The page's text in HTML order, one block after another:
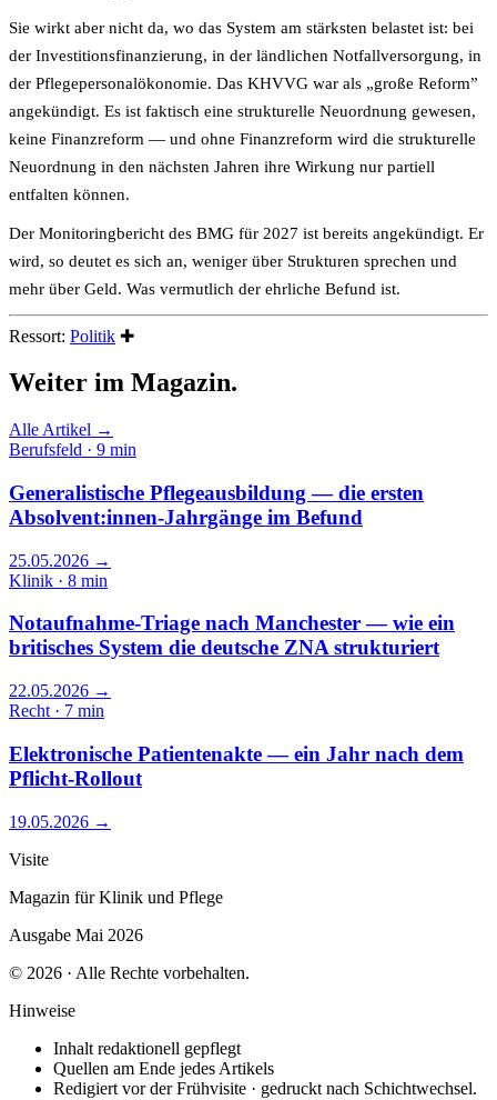
Sie wirkt aber nicht da, wo das System am stärksten belastet ist: bei
der Investitions­finanzierung, in der ländlichen Notfall­versorgung, in
der Pflegepersonal­ökonomie. Das KHVVG war als „große Reform”
angekündigt. Es ist faktisch eine strukturelle Neuordnung gewesen,
keine Finanz­reform — und ohne Finanz­reform wird die strukturelle
Neuordnung in den nächsten Jahren ihre Wirkung nur partiell
entfalten können.
Der Monitoring­bericht des BMG für 2027 ist bereits angekündigt. Er
wird, so deutet es sich an, weniger über Strukturen sprechen und
mehr über Geld. Was vermutlich der ehrliche Befund ist.
Ressort: Politik ✚
Weiter im Magazin.
Alle Artikel →
Berufsfeld · 9 min
Generalistische Pflegeausbildung — die ersten
Absolvent:innen-Jahrgänge im Befund
25.05.2026 →
Klinik · 8 min
Notaufnahme-Triage nach Manchester — wie ein
britisches System die deutsche ZNA strukturiert
22.05.2026 →
Recht · 7 min
Elektronische Patientenakte — ein Jahr nach dem
Pflicht-Rollout
19.05.2026 →
Visite
Magazin für Klinik und Pflege
Ausgabe Mai 2026
© 2026 · Alle Rechte vorbehalten.
Hinweise
Inhalt redaktionell gepflegt
Quellen am Ende jedes Artikels
Redigiert vor der Frühvisite · gedruckt nach Schichtwechsel.